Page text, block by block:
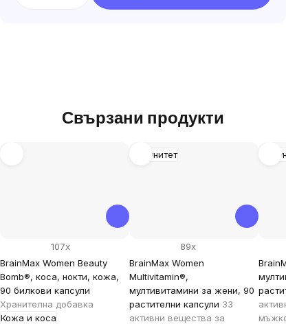
Свързани продукти
BrainMax Women Beauty
Bomb®, коса, нокти, кожа,
90 билкови капсули
Хранителна добавка
Кожа и коса
107x
Имунитет
BrainMax Women
Multivitamin®,
мултивитамини за жени, 90
растителни капсули 33
активни вещества за
89x
Имунитет
BrainMax
активни
мъжкото